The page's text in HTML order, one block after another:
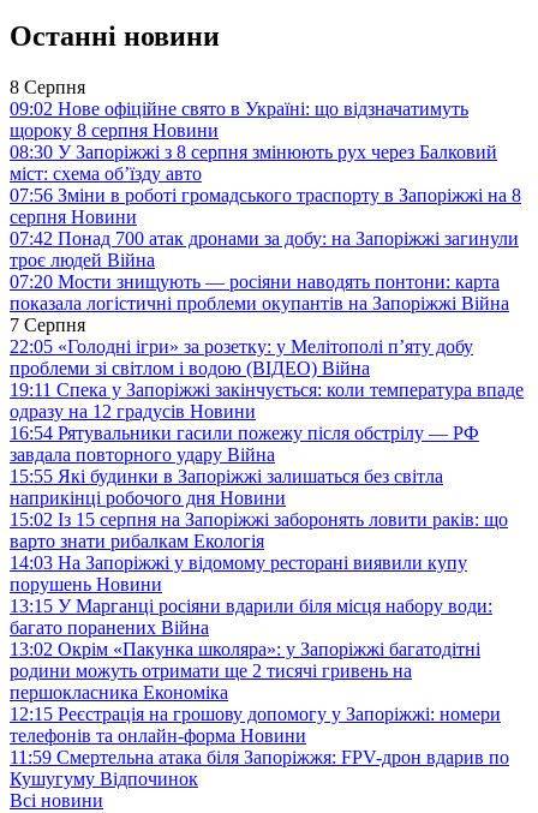
Останні новини
8 Серпня
09:02 Нове офіційне свято в Україні: що відзначатимуть
щороку 8 серпня Новини
08:30 У Запоріжжі з 8 серпня змінюють рух через Балковий
міст: схема об’їзду авто
07:56 Зміни в роботі громадського траспорту в Запоріжжі на 8
серпня Новини
07:42 Понад 700 атак дронами за добу: на Запоріжжі загинули
троє людей Війна
07:20 Мости знищують — росіяни наводять понтони: карта
показала логістичні проблеми окупантів на Запоріжжі Війна
7 Серпня
22:05 «Голодні ігри» за розетку: у Мелітополі п’яту добу
проблеми зі світлом і водою (ВІДЕО) Війна
19:11 Спека у Запоріжжі закінчується: коли температура впаде
одразу на 12 градусів Новини
16:54 Рятувальники гасили пожежу після обстрілу — РФ
завдала повторного удару Війна
15:55 Які будинки в Запоріжжі залишаться без світла
наприкінці робочого дня Новини
15:02 Із 15 серпня на Запоріжжі заборонять ловити раків: що
варто знати рибалкам Екологія
14:03 На Запоріжжі у відомому ресторані виявили купу
порушень Новини
13:15 У Марганці росіяни вдарили біля місця набору води:
багато поранених Війна
13:02 Окрім «Пакунка школяра»: у Запоріжжі багатодітні
родини можуть отримати ще 2 тисячі гривень на
першокласника Економіка
12:15 Реєстрація на грошову допомогу у Запоріжжі: номери
телефонів та онлайн-форма Новини
11:59 Смертельна атака біля Запоріжжя: FPV-дрон вдарив по
Кушугуму Відпочинок
Всі новини